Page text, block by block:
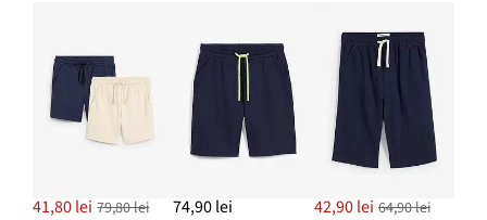
41,80 lei 79,80 lei 74,90 lei 42,90 lei 64,90 lei